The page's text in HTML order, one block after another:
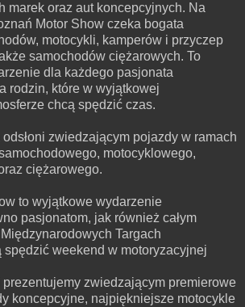
marek oraz aut koncepcyjnych. Na
Motor Show czeka bogata
motocykli, kamperów i przyczep
samochodów ciężarowych. To
dla każdego pasjonata
rodzin, które w wyjątkowej
chcą spędzić czas.
zwiedzającym pojazdy w ramach
motocyklowego,
ciężarowego.
to wyjątkowe wydarzenie
pasjonatom, jak również całym
Targach
spędzić weekend w motoryzacyjnej
prezentujemy zwiedzającym premierowe
koncepcyjne, najpiękniejsze motocykle